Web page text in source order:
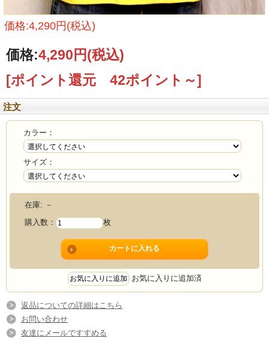
価格:4,290円(税込)
価格:4,290円(税込)
[ポイント還元 42ポイント～]
注文
カラー：
サイズ：
在庫: －
購入数：
枚
お気に入りに追加済
返品についての詳細はこちら
お問い合わせ
友達にメールですすめる